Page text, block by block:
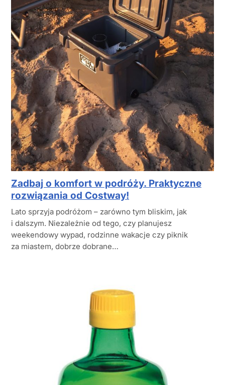
Zadbaj o komfort w podróży. Praktyczne
rozwiązania od Costway!
Lato sprzyja podróżom – zarówno tym bliskim, jak
i dalszym. Niezależnie od tego, czy planujesz
weekendowy wypad, rodzinne wakacje czy piknik
za miastem, dobrze dobrane…